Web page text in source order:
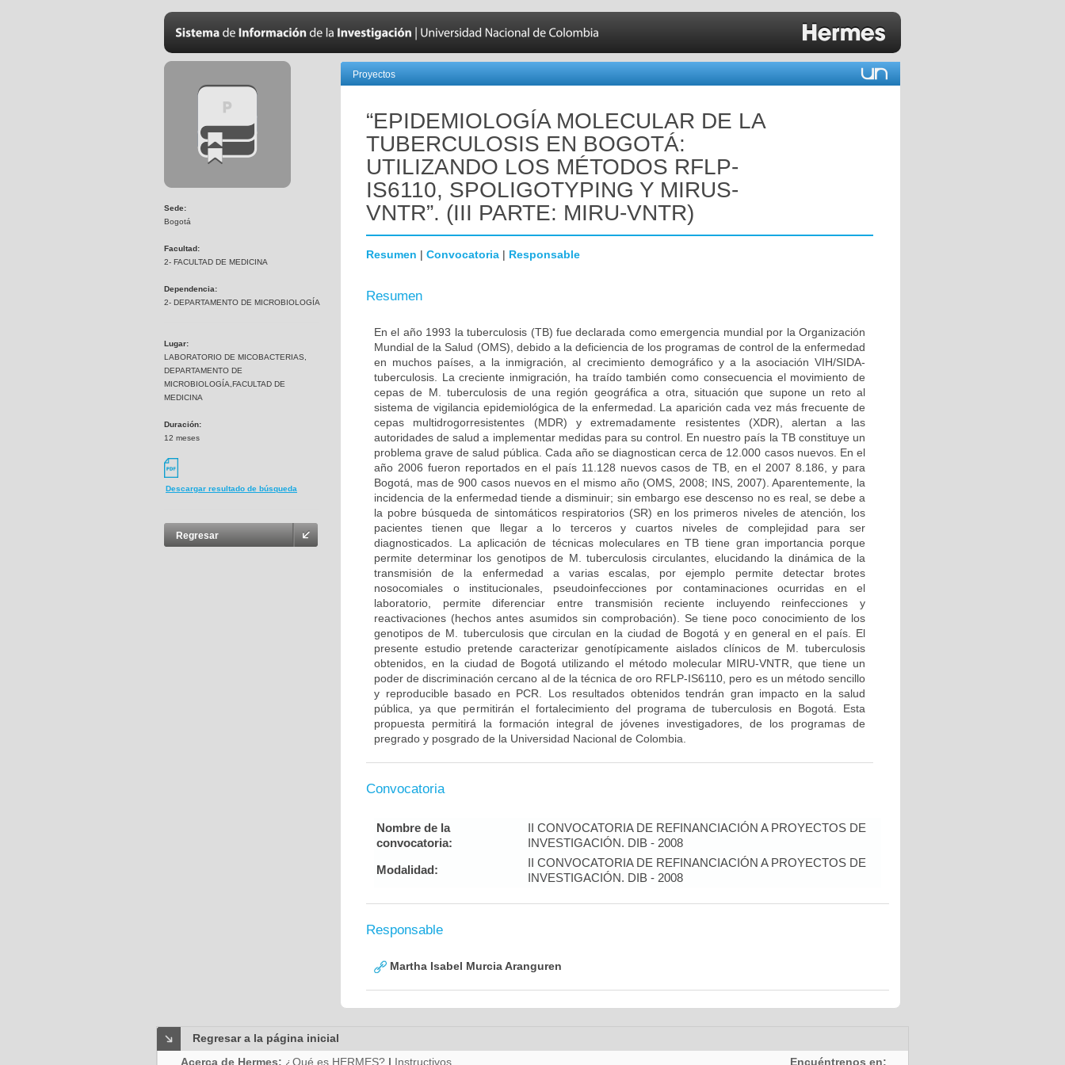
Sede:
Bogotá
Facultad:
2- FACULTAD DE MEDICINA
Dependencia:
2- DEPARTAMENTO DE MICROBIOLOGÍA
Lugar:
LABORATORIO DE MICOBACTERIAS,
DEPARTAMENTO DE
MICROBIOLOGÍA,FACULTAD DE
MEDICINA
Duración:
12 meses
Descargar resultado de búsqueda
Regresar
Proyectos
“EPIDEMIOLOGÍA MOLECULAR DE LA
TUBERCULOSIS EN BOGOTÁ:
UTILIZANDO LOS MÉTODOS RFLP-
IS6110, SPOLIGOTYPING Y MIRUS-
VNTR”. (III PARTE: MIRU-VNTR)
Resumen | Convocatoria | Responsable
Resumen
En el año 1993 la tuberculosis (TB) fue declarada como emergencia mundial por la Organización
Mundial de la Salud (OMS), debido a la deficiencia de los programas de control de la enfermedad
en muchos países, a la inmigración, al crecimiento demográfico y a la asociación VIH/SIDA-
tuberculosis. La creciente inmigración, ha traído también como consecuencia el movimiento de
cepas de M. tuberculosis de una región geográfica a otra, situación que supone un reto al
sistema de vigilancia epidemiológica de la enfermedad. La aparición cada vez más frecuente de
cepas multidrogorresistentes (MDR) y extremadamente resistentes (XDR), alertan a las
autoridades de salud a implementar medidas para su control. En nuestro país la TB constituye un
problema grave de salud pública. Cada año se diagnostican cerca de 12.000 casos nuevos. En el
año 2006 fueron reportados en el país 11.128 nuevos casos de TB, en el 2007 8.186, y para
Bogotá, mas de 900 casos nuevos en el mismo año (OMS, 2008; INS, 2007). Aparentemente, la
incidencia de la enfermedad tiende a disminuir; sin embargo ese descenso no es real, se debe a
la pobre búsqueda de sintomáticos respiratorios (SR) en los primeros niveles de atención, los
pacientes tienen que llegar a lo terceros y cuartos niveles de complejidad para ser
diagnosticados. La aplicación de técnicas moleculares en TB tiene gran importancia porque
permite determinar los genotipos de M. tuberculosis circulantes, elucidando la dinámica de la
transmisión de la enfermedad a varias escalas, por ejemplo permite detectar brotes
nosocomiales o institucionales, pseudoinfecciones por contaminaciones ocurridas en el
laboratorio, permite diferenciar entre transmisión reciente incluyendo reinfecciones y
reactivaciones (hechos antes asumidos sin comprobación). Se tiene poco conocimiento de los
genotipos de M. tuberculosis que circulan en la ciudad de Bogotá y en general en el país. El
presente estudio pretende caracterizar genotípicamente aislados clínicos de M. tuberculosis
obtenidos, en la ciudad de Bogotá utilizando el método molecular MIRU-VNTR, que tiene un
poder de discriminación cercano al de la técnica de oro RFLP-IS6110, pero es un método sencillo
y reproducible basado en PCR. Los resultados obtenidos tendrán gran impacto en la salud
pública, ya que permitirán el fortalecimiento del programa de tuberculosis en Bogotá. Esta
propuesta permitirá la formación integral de jóvenes investigadores, de los programas de
pregrado y posgrado de la Universidad Nacional de Colombia.
Convocatoria
Nombre de la
convocatoria:
II CONVOCATORIA DE REFINANCIACIÓN A PROYECTOS DE
INVESTIGACIÓN. DIB - 2008
Modalidad:
II CONVOCATORIA DE REFINANCIACIÓN A PROYECTOS DE
INVESTIGACIÓN. DIB - 2008
Responsable
Martha Isabel Murcia Aranguren
Regresar a la página inicial
Acerca de Hermes: ¿Qué es HERMES? | Instructivos Encuéntrenos en: